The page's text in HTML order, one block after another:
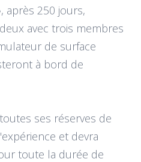
après 250 jours,
avec trois membres
de surface
à bord de
ses réserves de
et devra
toute la durée de